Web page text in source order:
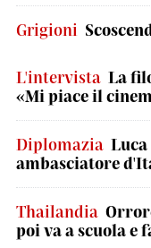
Grigioni
L'intervista La
«Mi piace il
Diplomazia
ambasciatore
Thailandia
poi va a scuola e